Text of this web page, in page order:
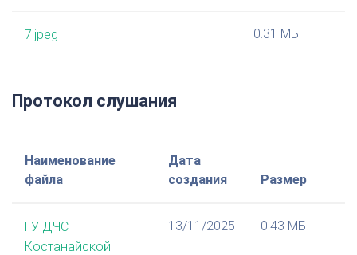
7.jpeg 0.31 МБ
Протокол слушания
Наименование
файла
Дата
создания
Размер
ГУ ДЧС
Костанайской
13/11/2025 0.43 МБ